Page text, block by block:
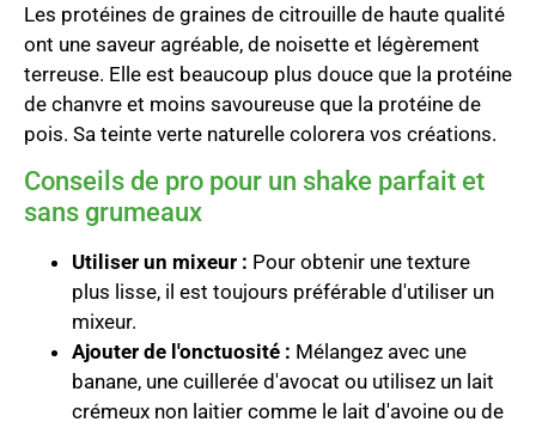
Les protéines de graines de citrouille de haute qualité
ont une saveur agréable, de noisette et légèrement
terreuse. Elle est beaucoup plus douce que la protéine
de chanvre et moins savoureuse que la protéine de
pois. Sa teinte verte naturelle colorera vos créations.
Conseils de pro pour un shake parfait et
sans grumeaux
Utiliser un mixeur : Pour obtenir une texture
plus lisse, il est toujours préférable d'utiliser un
mixeur.
Ajouter de l'onctuosité : Mélangez avec une
banane, une cuillerée d'avocat ou utilisez un lait
crémeux non laitier comme le lait d'avoine ou de